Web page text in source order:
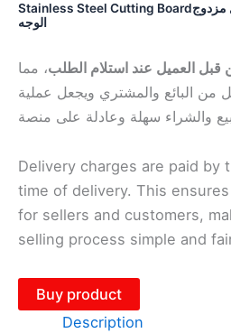
Stainless Steel Cutting Boardلوح تقطيع من الستانلس ستيل مزدوج
الوجه
العميل عند استلام الطلب، مما
من البائع والمشتري ويجعل عملية
Delivery charges are paid by
time of delivery. This
for sellers and customers,
selling process simple and
Buy product
Description